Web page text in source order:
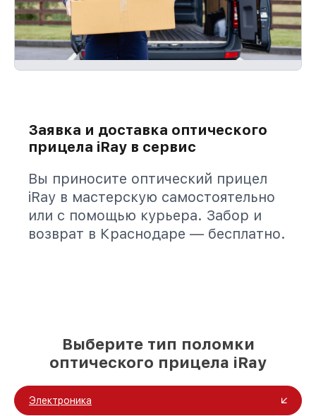
Заявка и доставка оптического
прицела iRay в сервис
Вы приносите оптический прицел
iRay в мастерскую самостоятельно
или с помощью курьера. Забор и
возврат в Краснодаре — бесплатно.
Выберите тип поломки
оптического прицела iRay
Электроника